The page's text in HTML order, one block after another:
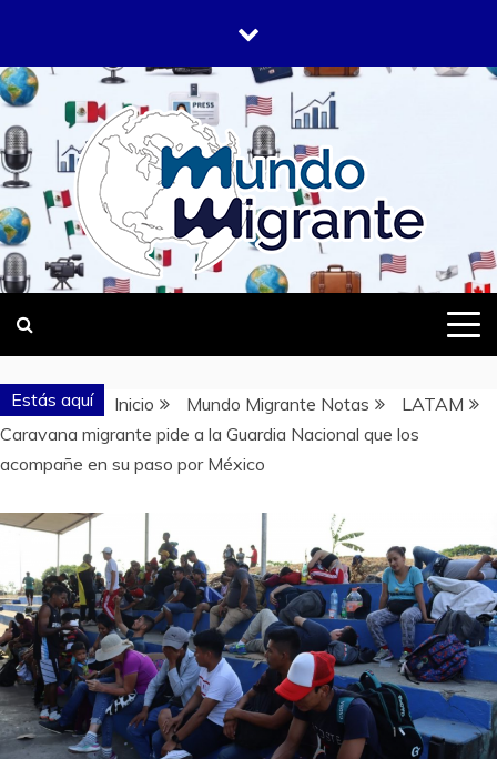
contenido
MUNDO
MIGRANTE
DONDE TODOS SOMOS MIGRANTES
Estás aquí Inicio Mundo Migrante Notas
LATAM
Caravana migrante pide a la Guardia Nacional que los
acompañe en su paso por México